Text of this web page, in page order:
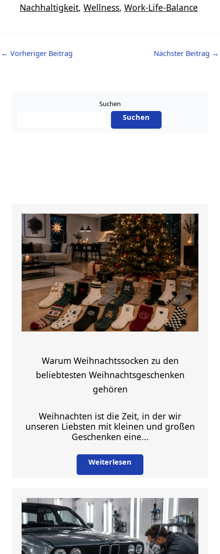
Nachhaltigkeit, Wellness, Work-Life-Balance
← Vorheriger Beitrag Nächster Beitrag →
Suchen
Suchen
Warum Weihnachtssocken zu den
beliebtesten Weihnachtsgeschenken
gehören
Weihnachten ist die Zeit, in der wir
unseren Liebsten mit kleinen und großen
Geschenken eine...
Weiterlesen